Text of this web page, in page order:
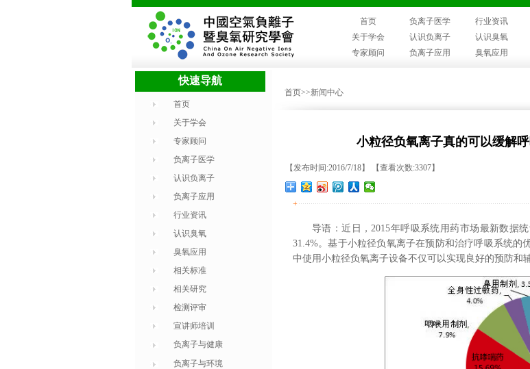
首页 负离子医学 行业资讯
关于学会
认识负离子 认识臭氧
专家顾问
负离子应用 臭氧应用
快速导航
首页
关于学会
专家顾问
负离子医学
认识负离子
负离子应用
行业资讯
认识臭氧
臭氧应用
相关标准
相关研究
检测评审
宣讲师培训
负离子与健康
负离子与环境
首页>>新闻中心
小粒径负氧离子真的可以缓解
【发布时间:2016/7/18】 【查看次数:3307】
+
导语：近日，2015年呼吸系统用药市场最新数据
31.4%。基于小粒径负氧离子在预防和治疗呼吸系统
中使用小粒径负氧离子设备不仅可以实现良好的预防和